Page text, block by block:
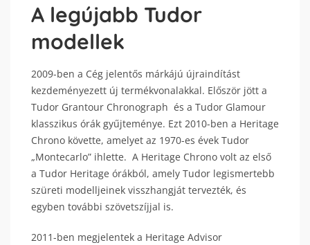
A legújabb Tudor
modellek
2009-ben a Cég jelentős márkájú újraindítást
kezdeményezett új termékvonalakkal. Először jött a
Tudor Grantour Chronograph és a Tudor Glamour
klasszikus órák gyűjteménye. Ezt 2010-ben a Heritage
Chrono követte, amelyet az 1970-es évek Tudor
„Montecarlo” ihlette. A Heritage Chrono volt az első
a Tudor Heritage órákból, amely Tudor legismertebb
szüreti modelljeinek visszhangját tervezték, és
egyben további szövetszíjjal is.
2011-ben megjelentek a Heritage Advisor